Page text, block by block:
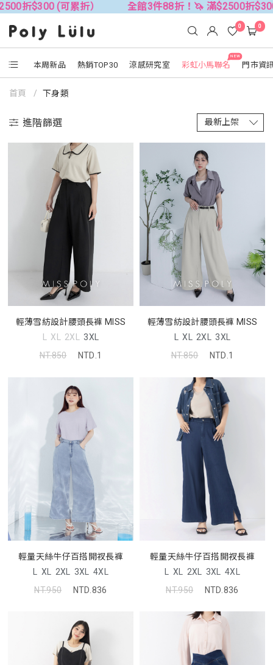
全館3件88折！🦄 滿$2500折$300 (可累折） 全館
本周新品 熱銷TOP30 涼感研究室
NEW
彩虹小馬聯名 門市資
0 0
首頁 下身類
進階篩選
輕薄雪紡設計腰頭長褲 MISS
L XL 2XL 3XL
NT.850
NTD.1
輕薄雪紡設計腰頭長褲 MISS
L XL 2XL 3XL
NT.850
NTD.1
輕量天絲牛仔百搭開衩長褲
L XL 2XL 3XL 4XL
NT.950
NTD.836
輕量天絲牛仔百搭開衩長褲
L XL 2XL 3XL 4XL
NT.950
NTD.836